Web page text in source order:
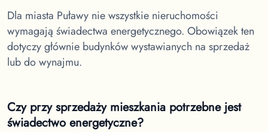
Dla miasta Puławy nie wszystkie nieruchomości
wymagają świadectwa energetycznego. Obowiązek ten
dotyczy głównie budynków wystawianych na sprzedaż
lub do wynajmu.
Czy przy sprzedaży mieszkania potrzebne jest
świadectwo energetyczne?